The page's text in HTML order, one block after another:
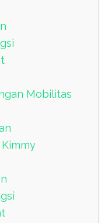
Mobilitas